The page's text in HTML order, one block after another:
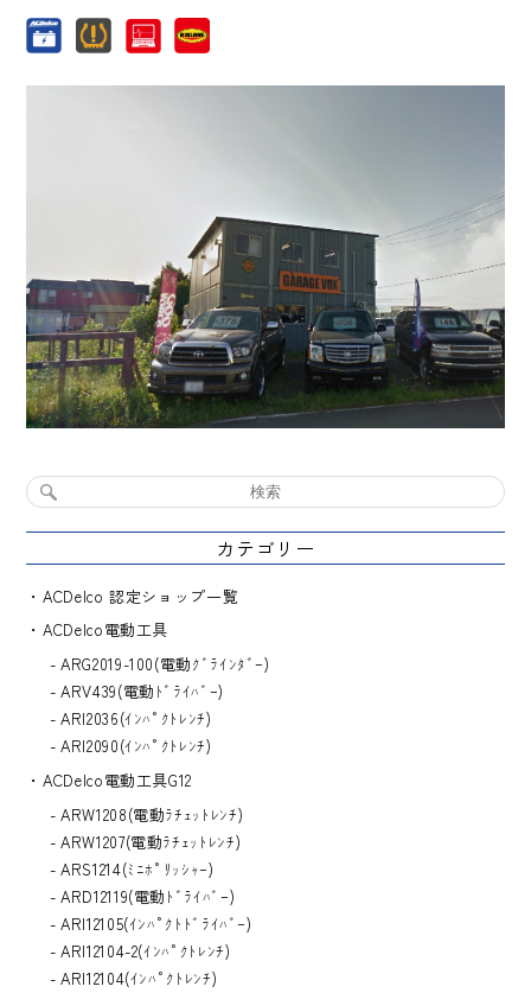
カテゴリー
ACDelco 認定ショップ一覧
ACDelco電動工具
ARG2019-100(電動ｸﾞﾗｲﾝﾀﾞｰ)
ARV439(電動ﾄﾞﾗｲﾊﾞｰ)
ARI2036(ｲﾝﾊﾟｸﾄﾚﾝﾁ)
ARI2090(ｲﾝﾊﾟｸﾄﾚﾝﾁ)
ACDelco電動工具G12
ARW1208(電動ﾗﾁｪｯﾄﾚﾝﾁ)
ARW1207(電動ﾗﾁｪｯﾄﾚﾝﾁ)
ARS1214(ﾐﾆﾎﾟﾘｯｼｬｰ)
ARD12119(電動ﾄﾞﾗｲﾊﾞｰ)
ARI12105(ｲﾝﾊﾟｸﾄﾄﾞﾗｲﾊﾞｰ)
ARI12104-2(ｲﾝﾊﾟｸﾄﾚﾝﾁ)
ARI12104(ｲﾝﾊﾟｸﾄﾚﾝﾁ)